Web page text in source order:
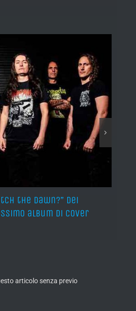
the Dawn?” dei
album di cover
articolo senza previo